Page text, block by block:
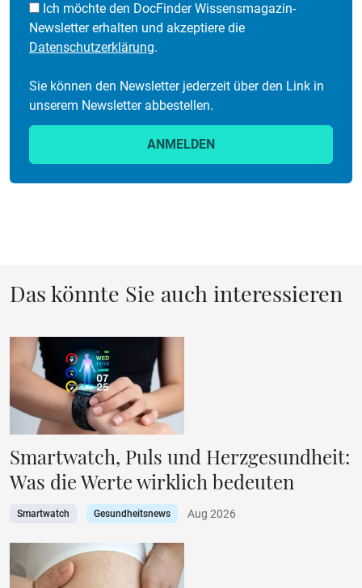
Ich möchte den DocFinder Wissensmagazin-
Newsletter erhalten und akzeptiere die
Datenschutzerklärung.
Sie können den Newsletter jederzeit über den Link in
unserem Newsletter abbestellen.
ANMELDEN
Das könnte Sie auch interessieren
Smartwatch, Puls und Herzgesundheit:
Was die Werte wirklich bedeuten
Smartwatch Gesundheitsnews Aug 2026